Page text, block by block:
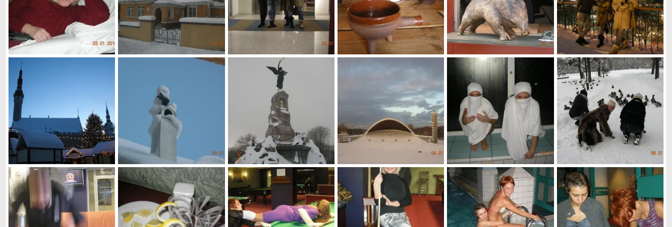
уставшие, но счастливые возвращаемся домой
БЛАндинка
0
ТАЛЛИН мы здесь были
БЛАндинка
18 Янв 2010
ТАЛЛИН
18 Янв 2010
чем-то он нам приглянулся
БЛАндинка
18 Янв 2010
2
ТАЛЛИН
БЛАндинка
18 Янв 2010
0
1
ТАЛЛИН
БЛАндинка
18 Янв 2010
0
тише - кот на крыше
БЛАндинка
18 Янв 2010
0
2
ТАЛЛИН
БЛАндинка
18 Янв 2010
погода менялась каждые 10 мин. от яркого солнца до метели
БЛАндинка
18 Янв 2010
а мы думали, что эстонцы такие.. чем немного шокировали местный люд)
БЛАндинка
18 Янв 2010
0
не одно животное, птица и рыба в нашу поездку не пострадало
БЛАндинка
18 Янв 2010
0
3